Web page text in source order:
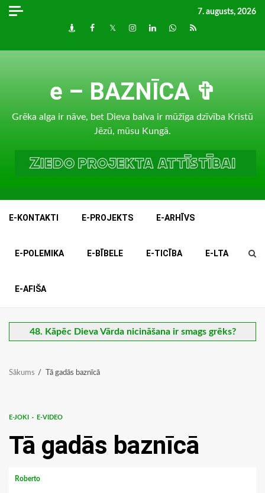
Skip
7. augusts, 2026
DraugiemFacebook
TwitterInstagram
LinkedInwhatsapp
RSS
e – BAZNĪCA ✞
Grēka alga ir nāve, bet Dieva balva ir mūžīga dzīvība Kristū
Jēzū, mūsu Kungā.
E-KONTAKTI E-PROJEKTS E-ARHĪVS
E-POLEMIKA E-BĪBELE E-TICĪBA E-LTA
E-AFIŠA
48. Kāpēc Dieva Vārda nicināšana ir smags grēks?
Sākums Tā gadās baznīcā
E-JOKI E-VIDEO
Tā gadās baznīcā
Roberto